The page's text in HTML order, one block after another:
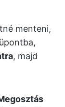
menteni,
, majd